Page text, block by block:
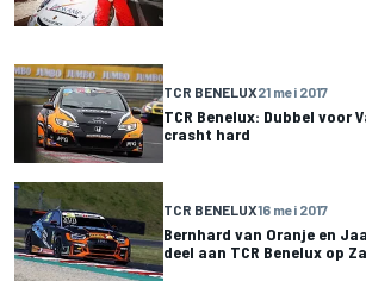
TCR BENELUX21 mei 2017
TCR Benelux: Dubbel voor
crasht hard
TCR BENELUX16 mei 2017
Bernhard van Oranje en
deel aan TCR Benelux op